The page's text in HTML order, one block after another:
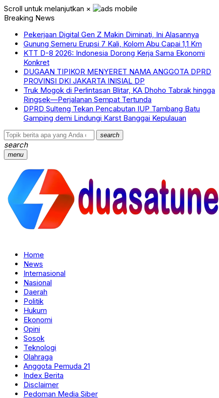
Scroll untuk melanjutkan ×
Breaking News
Pekerjaan Digital Gen Z Makin Diminati, Ini Alasannya
Gunung Semeru Erupsi 7 Kali, Kolom Abu Capai 1,1 Km
KTT D-8 2026: Indonesia Dorong Kerja Sama Ekonomi
Konkret
DUGAAN TIPIKOR MENYERET NAMA ANGGOTA DPRD
PROVINSI DKI JAKARTA INISIAL DP
Truk Mogok di Perlintasan Blitar, KA Dhoho Tabrak hingga
Ringsek—Perjalanan Sempat Tertunda
DPRD Sulteng Tekan Pencabutan IUP Tambang Batu
Gamping demi Lindungi Karst Banggai Kepulauan
search
search
menu
Home
News
Internasional
Nasional
Daerah
Politik
Hukum
Ekonomi
Opini
Sosok
Teknologi
Olahraga
Anggota Pemuda 21
Index Berita
Disclaimer
Pedoman Media Siber